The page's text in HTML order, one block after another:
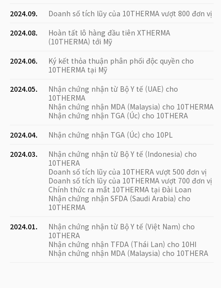
2024.09.
Doanh số tích lũy của 10THERMA vượt 800 đơn vị
2024.08.
Hoàn tất lô hàng đầu tiên XTHERMA
(10THERMA) tới Mỹ
2024.06.
Ký kết thỏa thuận phân phối độc quyền cho
10THERMA tại Mỹ
2024.05.
Nhận chứng nhận từ Bộ Y tế (UAE) cho
10THERMA
Nhận chứng nhận MDA (Malaysia) cho 10THERMA
Nhận chứng nhận TGA (Úc) cho 10THERA
2024.04.
Nhận chứng nhận TGA (Úc) cho 10PL
2024.03.
Nhận chứng nhận từ Bộ Y tế (Indonesia) cho
10THERA
Doanh số tích lũy của 10THERA vượt 500 đơn vị
Doanh số tích lũy của 10THERMA vượt 700 đơn vị
Chính thức ra mắt 10THERMA tại Đài Loan
Nhận chứng nhận SFDA (Saudi Arabia) cho
10THERMA
2024.01.
Nhận chứng nhận từ Bộ Y tế (Việt Nam) cho
10THERA
Nhận chứng nhận TFDA (Thái Lan) cho 10HI
Nhận chứng nhận MDA (Malaysia) cho 10THERA